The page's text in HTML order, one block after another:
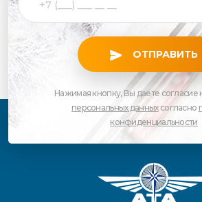
ОТПРАВИТЬ
Нажимая кнопку, Вы даете согласие
персональных данныхсогласно
конфиденциальности